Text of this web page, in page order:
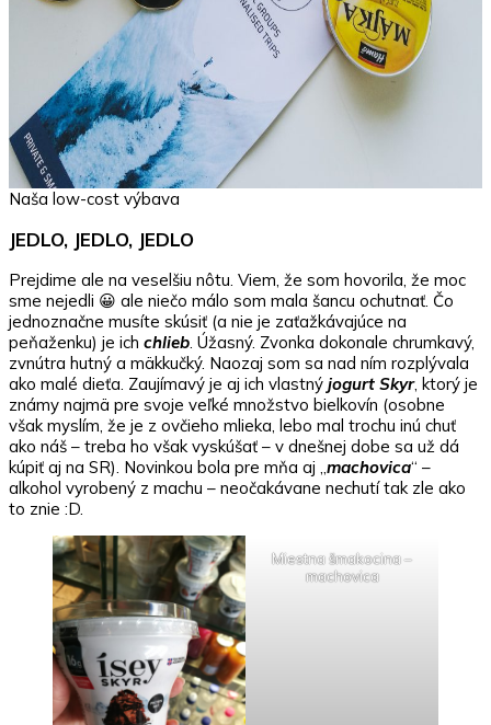
Naša low-cost výbava
JEDLO, JEDLO, JEDLO
Prejdime ale na veselšiu nôtu. Viem, že som hovorila, že moc
sme nejedli 😀 ale niečo málo som mala šancu ochutnať. Čo
jednoznačne musíte skúsiť (a nie je zaťažkávajúce na
peňaženku) je ich chlieb . Úžasný. Zvonka dokonale chrumkavý,
zvnútra hutný a mäkkučký. Naozaj som sa nad ním rozplývala
ako malé dieťa. Zaujímavý je aj ich vlastný jogurt Skyr, ktorý je
známy najmä pre svoje veľké množstvo bielkovín (osobne
však myslím, že je z ovčieho mlieka, lebo mal trochu inú chuť
ako náš – treba ho však vyskúšať – v dnešnej dobe sa už dá
kúpiť aj na SR). Novinkou bola pre mňa aj „ machovica“ –
alkohol vyrobený z machu – neočakávane nechutí tak zle ako
to znie :D.
Miestna šmakocina –
machovica